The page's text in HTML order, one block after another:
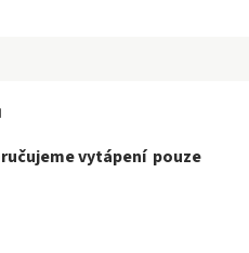
vytápení pouze